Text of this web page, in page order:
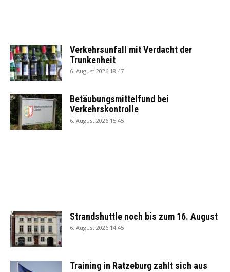
Verkehrsunfall mit Verdacht der
Trunkenheit
6. August 2026 18:47
Betäubungsmittelfund bei
Verkehrskontrolle
6. August 2026 15:45
Strandshuttle noch bis zum 16. August
6. August 2026 14:45
Training in Ratzeburg zahlt sich aus